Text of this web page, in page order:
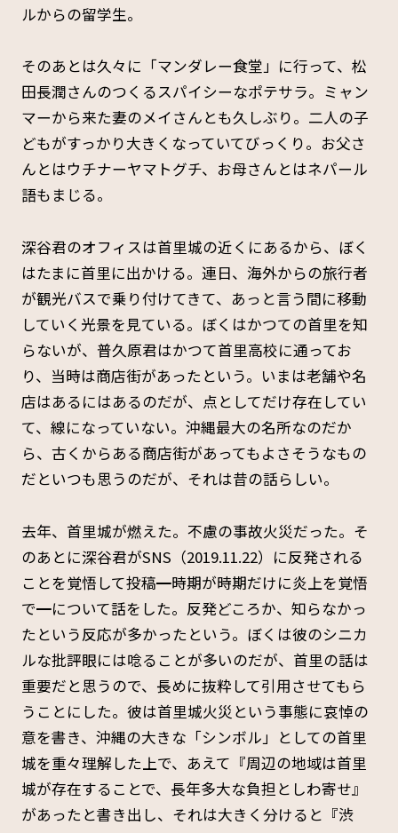
ルからの留学生。
そのあとは久々に「マンダレー食堂」に行って、松
田長潤さんのつくるスパイシーなポテサラ。ミャン
マーから来た妻のメイさんとも久しぶり。二人の子
どもがすっかり大きくなっていてびっくり。お父さ
んとはウチナーヤマトグチ、お母さんとはネパール
語もまじる。
深谷君のオフィスは首里城の近くにあるから、ぼく
はたまに首里に出かける。連日、海外からの旅行者
が観光バスで乗り付けてきて、あっと言う間に移動
していく光景を見ている。ぼくはかつての首里を知
らないが、普久原君はかつて首里高校に通ってお
り、当時は商店街があったという。いまは老舗や名
店はあるにはあるのだが、点としてだけ存在してい
て、線になっていない。沖縄最大の名所なのだか
ら、古くからある商店街があってもよさそうなもの
だといつも思うのだが、それは昔の話らしい。
去年、首里城が燃えた。不慮の事故火災だった。そ
のあとに深谷君がSNS（2019.11.22）に反発される
ことを覚悟して投稿━時期が時期だけに炎上を覚悟
で━について話をした。反発どころか、知らなかっ
たという反応が多かったという。ぼくは彼のシニカ
ルな批評眼には唸ることが多いのだが、首里の話は
重要だと思うので、長めに抜粋して引用させてもら
うことにした。彼は首里城火災という事態に哀悼の
意を書き、沖縄の大きな「シンボル」としての首里
城を重々理解した上で、あえて『周辺の地域は首里
城が存在することで、長年多大な負担としわ寄せ』
があったと書き出し、それは大きく分けると『渋